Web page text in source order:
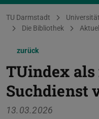
Sie befinden sich hier:
TU Darmstadt
Die Bibliothek
zurück
TUindex als
Suchdienst
13.03.2026